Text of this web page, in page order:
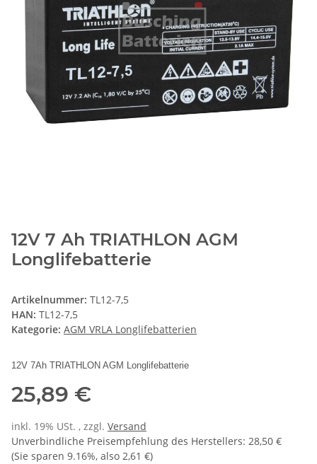
12V 7 Ah TRIATHLON AGM
Longlifebatterie
Artikelnummer: TL12-7,5
HAN: TL12-7,5
Kategorie: AGM VRLA Longlifebatterien
12V 7Ah TRIATHLON AGM Longlifebatterie
25,89 €
inkl. 19% USt. , zzgl. Versand
Unverbindliche Preisempfehlung des Herstellers: 28,50 €
(Sie sparen 9.16%, also 2,61 €)